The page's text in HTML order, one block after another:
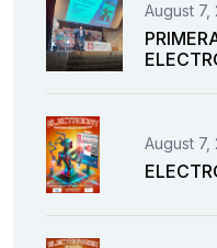
August 7,
August 7,